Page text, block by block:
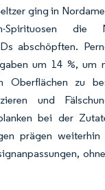
ging in
Spirituosen die
abschöpften.
um 14 %, um
Oberflächen zu
und
bei der
prägen